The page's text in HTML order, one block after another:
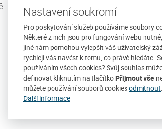
Nastavení soukromí
Pro poskytování služeb používáme soubory
Některé z nich jsou pro fungování webu
jiné nám pomohou vylepšit váš uživatelský
rychleji vás navést k tomu, co právě hledáte.
používáním všech cookies? Svůj souhlas
definovat kliknutím na tlačítko Přijmout vše
můžete používání souborů cookiesodmítnout
Další informace